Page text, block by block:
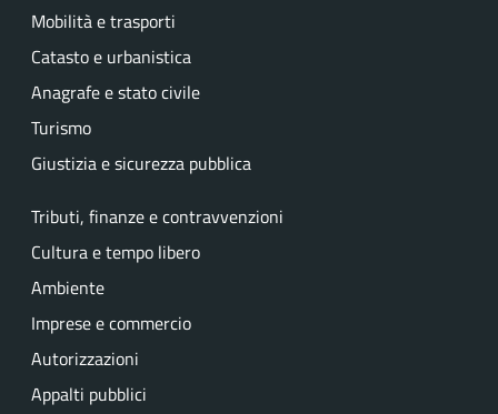
Mobilità e trasporti
Catasto e urbanistica
Anagrafe e stato civile
Turismo
Giustizia e sicurezza pubblica
Tributi, finanze e contravvenzioni
Cultura e tempo libero
Ambiente
Imprese e commercio
Autorizzazioni
Appalti pubblici